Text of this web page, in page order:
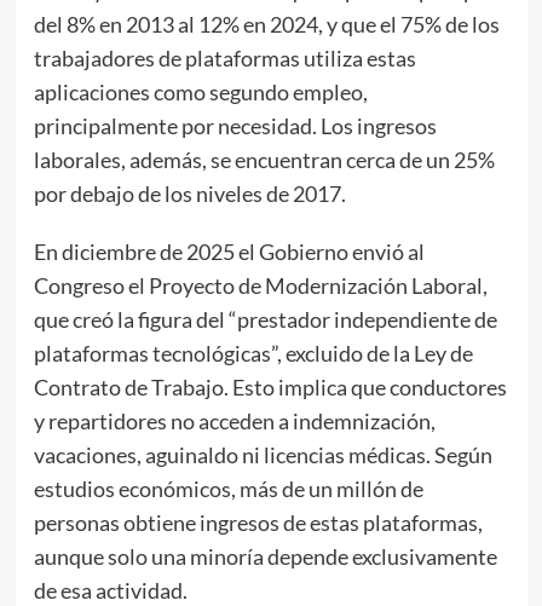
del 8% en 2013 al 12% en 2024, y que el 75% de los
trabajadores de plataformas utiliza estas
aplicaciones como segundo empleo,
principalmente por necesidad. Los ingresos
laborales, además, se encuentran cerca de un 25%
por debajo de los niveles de 2017.
En diciembre de 2025 el Gobierno envió al
Congreso el Proyecto de Modernización Laboral,
que creó la figura del “prestador independiente de
plataformas tecnológicas”, excluido de la Ley de
Contrato de Trabajo. Esto implica que conductores
y repartidores no acceden a indemnización,
vacaciones, aguinaldo ni licencias médicas. Según
estudios económicos, más de un millón de
personas obtiene ingresos de estas plataformas,
aunque solo una minoría depende exclusivamente
de esa actividad.